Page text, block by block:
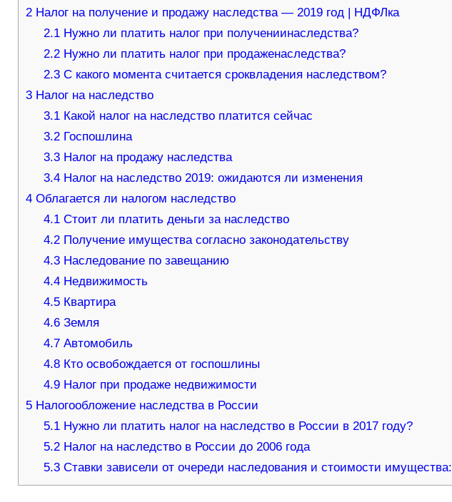
2Налог на получение и продажу наследства — 2019 год | НДФЛка
2.1 Нужно ли платить налог при получениинаследства?
2.2 Нужно ли платить налог при продаженаследства?
2.3 С какого момента считается сроквладения наследством?
3Налог на наследство
3.1 Какой налог на наследство платится сейчас
3.2 Госпошлина
3.3 Налог на продажу наследства
3.4 Налог на наследство 2019: ожидаются ли изменения
4Облагается ли налогом наследство
4.1 Стоит ли платить деньги за наследство
4.2 Получение имущества согласно законодательству
4.3 Наследование по завещанию
4.4 Недвижимость
4.5 Квартира
4.6 Земля
4.7 Автомобиль
4.8 Кто освобождается от госпошлины
4.9 Налог при продаже недвижимости
5Налогообложение наследства в России
5.1 Нужно ли платить налог на наследство в России в 2017 году?
5.2 Налог на наследство в России до 2006 года
5.3 Ставки зависели от очереди наследования и стоимости имущества: